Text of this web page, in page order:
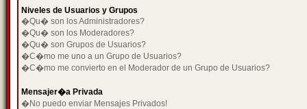
Niveles de Usuarios y Grupos
�Qu� son los Administradores?
�Qu� son los Moderadores?
�Qu� son Grupos de Usuarios?
�C�mo me uno a un Grupo de Usuarios?
�C�mo me convierto en el Moderador de un Grupo de Usuarios?
Mensajer�a Privada
�No puedo enviar Mensajes Privados!